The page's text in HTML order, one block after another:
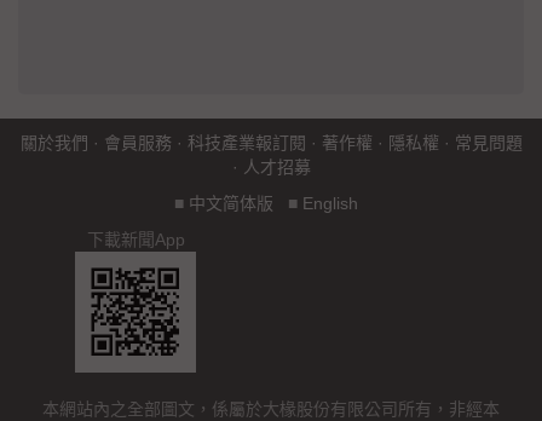
關於我們 · 會員服務 · 科技產業報訂閱 · 著作權 · 隱私權 · 常見問題
· 人才招募
■ 中文简体版 ■ English
下載新聞App
本網站內之全部圖文，係屬於大椽股份有限公司所有，非經本